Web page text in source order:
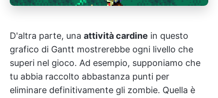
D'altra parte, una attività cardine in questo
grafico di Gantt mostrerebbe ogni livello che
superi nel gioco. Ad esempio, supponiamo che
tu abbia raccolto abbastanza punti per
eliminare definitivamente gli zombie. Quella è